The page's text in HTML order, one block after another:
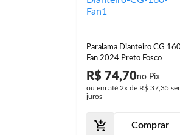
Paralama Dianteiro CG
Fan 2024 Preto Fosco
R$ 74,70
ou em até 2xde R$ 37,35
juros
Comprar